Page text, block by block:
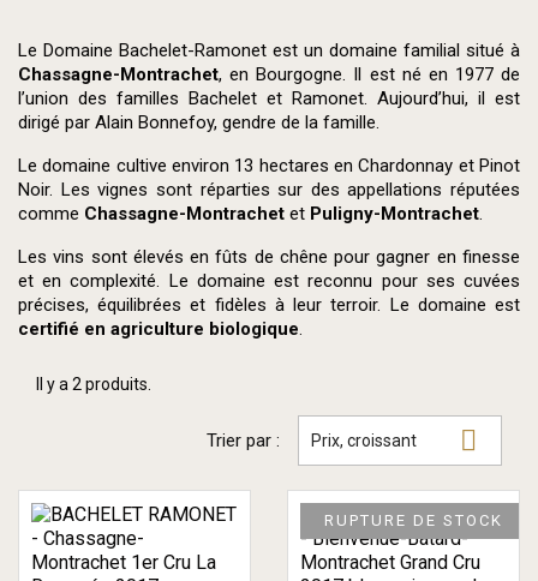
Le Domaine Bachelet-Ramonet est un domaine familial situé à
Chassagne-Montrachet, en Bourgogne. Il est né en 1977 de
l’union des familles Bachelet et Ramonet. Aujourd’hui, il est
dirigé par Alain Bonnefoy, gendre de la famille.
Le domaine cultive environ 13 hectares en Chardonnay et Pinot
Noir. Les vignes sont réparties sur des appellations réputées
comme Chassagne-Montrachet et Puligny-Montrachet.
Les vins sont élevés en fûts de chêne pour gagner en finesse
et en complexité. Le domaine est reconnu pour ses cuvées
précises, équilibrées et fidèles à leur terroir. Le domaine est
certifié en agriculture biologique.
Il y a 2 produits.
Trier par : Prix, croissant 
RUPTURE DE STOCK